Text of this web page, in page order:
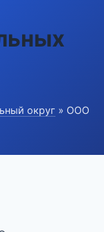
округ » ООО